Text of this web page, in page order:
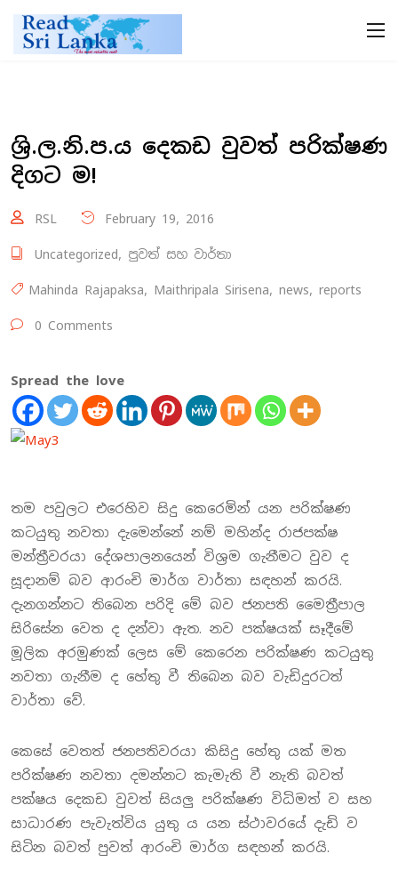
ශ්‍රි.ල.නි.ප.ය දෙකඩ වුවත් පරික්ෂණ
දිගට ම!
RSL February 19, 2016
Uncategorized, පුවත් සහ වාර්තා
Mahinda Rajapaksa, Maithripala Sirisena, news, reports
0 Comments
Spread the love
තම පවුලට එරෙහිව සිදු කෙරෙමින් යන පරික්ෂණ
කටයුතු නවතා දැමෙන්නේ නම් මහින්ද රාජපක්ෂ
මන්ත්‍රීවරයා දේශපාලනයෙන් විශ්‍රම ගැනීමට වුව ද
සූදානම් බව ආරංචි මාර්ග වාර්තා සඳහන් කරයි.
දැනගන්නට තිබෙන පරිදි මේ බව ජනපති මෛත්‍රීපාල
සිරිසේන වෙත ද දන්වා ඇත. නව පක්ෂයක් සෑදීමේ
මූලික අරමුණක් ලෙස මේ කෙරෙන පරික්ෂණ කටයුතු
නවතා ගැනීම ද හේතු වී තිබෙන බව වැඩිදුරටත්
වාර්තා වේ.
කෙසේ වෙතත් ජනපතිවරයා කිසිදු හේතු යක් මත
පරික්ෂණ නවතා දමන්නට කැමැති වී නැති බවත්
පක්ෂය දෙකඩ වුවත් සියලු පරික්ෂණ විධිමත් ව සහ
සාධාරණ පැවැත්විය යුතු ය යන ස්ථාවරයේ දැඩි ව
සිටින බවත් පුවත් ආරංචි මාර්ග සඳහන් කරයි.